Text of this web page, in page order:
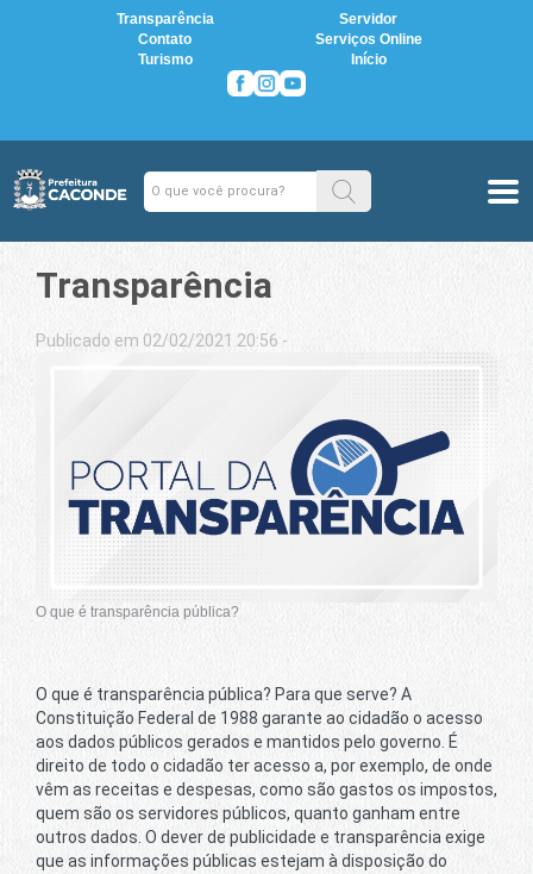
Transparência
Servidor
Contato
Serviços Online
Turismo
Início
Transparência
Publicado em 02/02/2021 20:56 -
O que é transparência pública?
O que é transparência pública? Para que serve? A
Constituição Federal de 1988 garante ao cidadão o acesso
aos dados públicos gerados e mantidos pelo governo. É
direito de todo o cidadão ter acesso a, por exemplo, de onde
vêm as receitas e despesas, como são gastos os impostos,
quem são os servidores públicos, quanto ganham entre
outros dados. O dever de publicidade e transparência exige
que as informações públicas estejam à disposição do